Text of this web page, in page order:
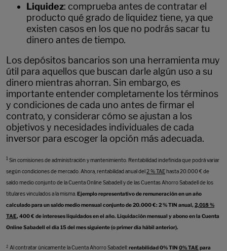
Liquidez: comprueba antes de contratar el
producto qué grado de liquidez tiene, ya que
existen casos en los que no podrás sacar tu
dinero antes de tiempo.
Los depósitos bancarios son una herramienta muy
útil para aquellos que buscan darle algún uso a su
dinero mientras ahorran. Sin embargo, es
importante entender completamente los términos
y condiciones de cada uno antes de firmar el
contrato, y considerar cómo se ajustan a los
objetivos y necesidades individuales de cada
inversor para escoger la opción más adecuada.
1 Sin comisiones de administración y mantenimiento. Rentabilidad indefinida que podrá variar
según condiciones de mercado. Ahora, rentabilidad anual del2 % TAEhasta 20.000 € de
saldo medio conjunto de la Cuenta Online Sabadell y de las Cuentas Ahorro Sabadell de los
titulares vinculados a la misma. Ejemplo representativo de remuneración en un año
calculado para un saldo medio mensual conjunto de 20.000 €: 2 % TIN anual, 2,018 %
TAE, 400 € de intereses liquidados en el año. Liquidación mensual y abono en la Cuenta
Online Sabadell el día 15 del mes siguiente (o primer día hábil anterior).
² Al contratar únicamente la Cuenta Ahorro Sabadell:rentabilidad 0% TIN 0% TAE para